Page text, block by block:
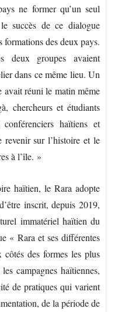
ne former qu’un seul
succès de ce dialogue
des deux pays.
deux groupes avaient
dans ce même lieu. Un
avait réuni le matin même
chercheurs et étudiants
haïtiens et
revenir sur l’histoire et le
à l’île. »
haïtien, le Rara adopte
inscrit, depuis 2019,
immatériel haïtien du
« Rara et ses différentes
des formes les plus
campagnes haïtiennes,
de pratiques qui varient
de la période de